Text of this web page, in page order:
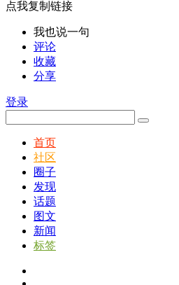
点我复制链接
我也说一句
评论
收藏
分享
登录
首页
社区
圈子
发现
话题
图文
新闻
标签